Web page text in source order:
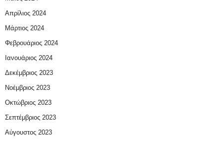
Απρίλιος 2024
Μάρτιος 2024
Φεβρουάριος 2024
Ιανουάριος 2024
Δεκέμβριος 2023
Νοέμβριος 2023
Οκτώβριος 2023
Σεπτέμβριος 2023
Αύγουστος 2023